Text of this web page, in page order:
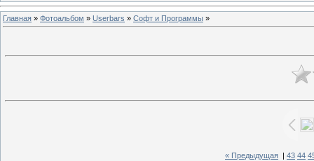
Главная » Фотоальбом » Userbars » Софт и Программы »
« Предыдущая 43 44